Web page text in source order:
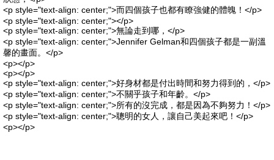
<p style="text-align: center;">而四個孩子也都有瞭強健的體魄！</p>
<p style="text-align: center;"></p>
<p style="text-align: center;">無論走到哪，</p>
<p style="text-align: center;">Jennifer Gelman和四個孩子都是一副溫
馨的畫面。</p>
<p></p>
<p></p>
<p style="text-align: center;">好身材都是付出時間和努力得到的，</p>
<p style="text-align: center;">不關乎孩子和年齡。</p>
<p style="text-align: center;">所有的沒完成，都是因為不夠努力！</p>
<p style="text-align: center;">聰明的女人，讓自己美起來吧！</p>
<p></p>